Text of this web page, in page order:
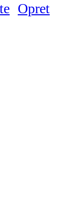
Opret